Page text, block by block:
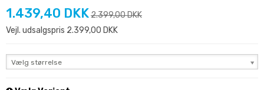
1.439,40 DKK2.399,00 DKK
Vejl. udsalgspris 2.399,00 DKK
Vælg størrelse